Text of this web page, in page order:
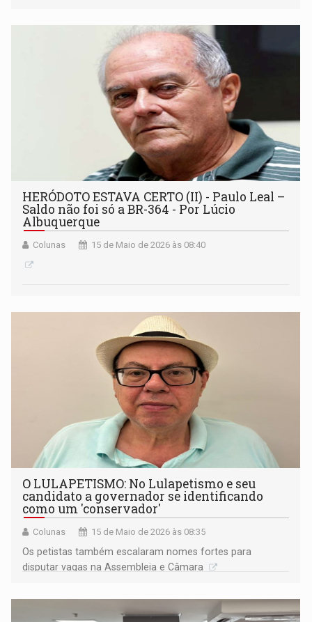
HERÓDOTO ESTAVA CERTO (II) - Paulo Leal –
Saldo não foi só a BR-364 - Por Lúcio
Albuquerque
Colunas 15 de Maio de 2026 às 08:40
O LULAPETISMO: No Lulapetismo e seu
candidato a governador se identificando
como um 'conservador'
Colunas 15 de Maio de 2026 às 08:35
Os petistas também escalaram nomes fortes para
disputar vagas na Assembleia e Câmara